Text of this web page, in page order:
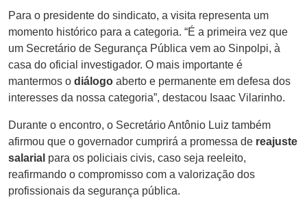
Para o presidente do sindicato, a visita representa um
momento histórico para a categoria. “É a primeira vez que
um Secretário de Segurança Pública vem ao Sinpolpi, à
casa do oficial investigador. O mais importante é
mantermos o diálogo aberto e permanente em defesa dos
interesses da nossa categoria”, destacou Isaac Vilarinho.
Durante o encontro, o Secretário Antônio Luiz também
afirmou que o governador cumprirá a promessa de reajuste
salarial para os policiais civis, caso seja reeleito,
reafirmando o compromisso com a valorização dos
profissionais da segurança pública.